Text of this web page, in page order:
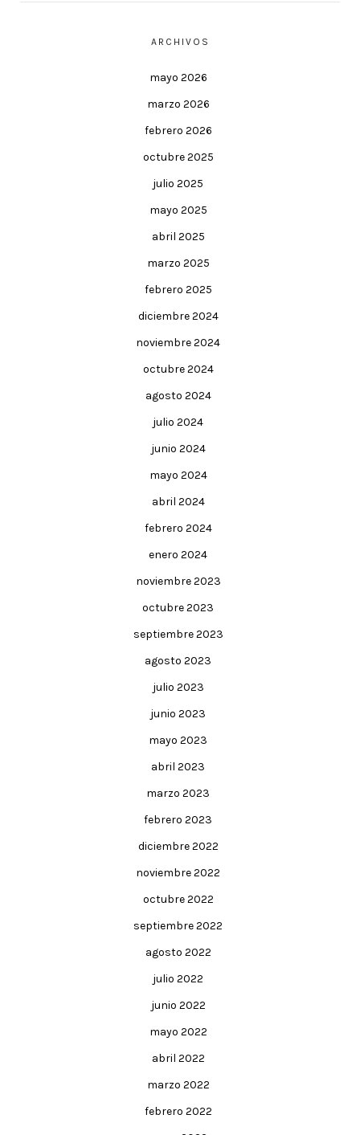
ARCHIVOS
mayo 2026
marzo 2026
febrero 2026
octubre 2025
julio 2025
mayo 2025
abril 2025
marzo 2025
febrero 2025
diciembre 2024
noviembre 2024
octubre 2024
agosto 2024
julio 2024
junio 2024
mayo 2024
abril 2024
febrero 2024
enero 2024
noviembre 2023
octubre 2023
septiembre 2023
agosto 2023
julio 2023
junio 2023
mayo 2023
abril 2023
marzo 2023
febrero 2023
diciembre 2022
noviembre 2022
octubre 2022
septiembre 2022
agosto 2022
julio 2022
junio 2022
mayo 2022
abril 2022
marzo 2022
febrero 2022